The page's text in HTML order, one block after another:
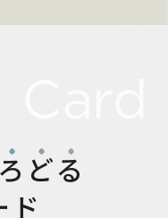
ろ どる
ド